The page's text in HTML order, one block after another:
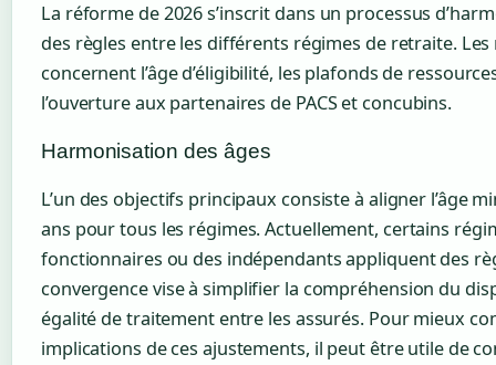
La réforme de 2026 s’inscrit dans un processus
des règles entre les différents régimes de retraite.
concernent l’âge d’éligibilité, les plafonds de
l’ouverture aux partenaires de PACS et concubins.
Harmonisation des âges
L’un des objectifs principaux consiste à aligner l’âge
ans pour tous les régimes. Actuellement, certains
fonctionnaires ou des indépendants appliquent des
convergence vise à simplifier la compréhension du
égalité de traitement entre les assurés. Pour mieux
implications de ces ajustements, il peut être utile de